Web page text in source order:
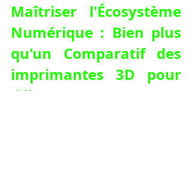
Maîtriser l'Écosystème
Numérique : Bien plus
qu'un Comparatif des
imprimantes 3D pour
débutants